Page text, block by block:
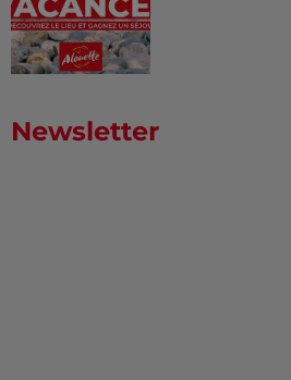
Newsletter